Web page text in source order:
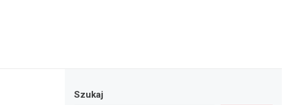
Szukaj